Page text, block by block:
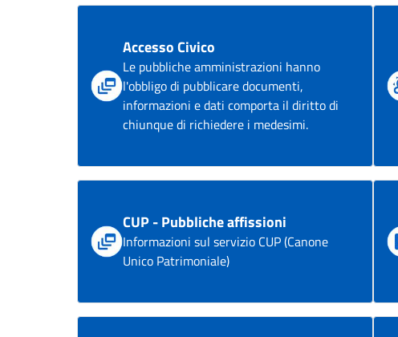
Accesso Civico
Le pubbliche amministrazioni hanno
l'obbligo di pubblicare documenti,
informazioni e dati comporta il diritto di
chiunque di richiedere i medesimi.
CUP - Pubbliche affissioni
Informazioni sul servizio CUP (Canone
Unico Patrimoniale)